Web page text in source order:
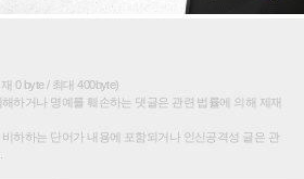
0 byte / 최대 400byte)
하거나 명예를 훼손하는 댓글은 관련 법률에 의해 제재
하하는 단어가 내용에 포함되거나 인신공격성 글은 관